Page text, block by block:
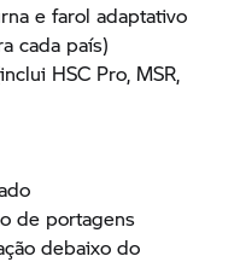
e farol adaptativo
cada país)
HSC Pro, MSR,
de portagens
debaixo do